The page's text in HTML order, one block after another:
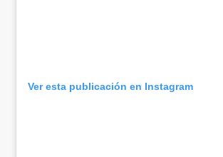
Ver esta publicación en Instagram